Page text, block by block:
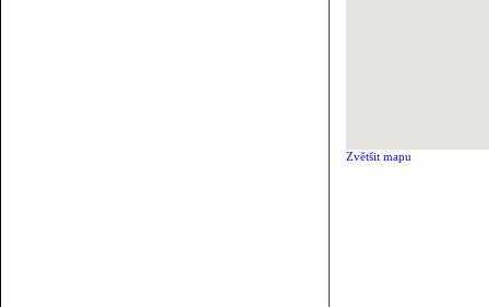
Zvětšit mapu